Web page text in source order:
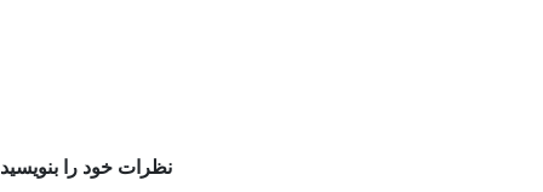
نظرات خود را بنویسید